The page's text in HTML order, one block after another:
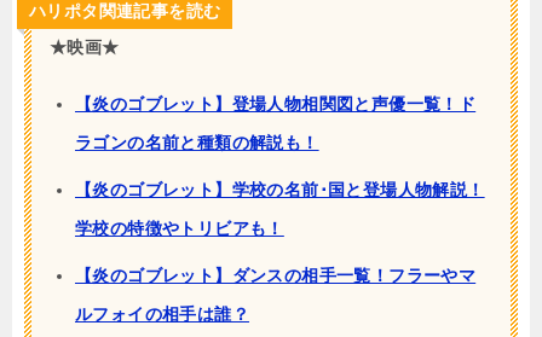
ハリポタ関連記事を読む
★映画★
【炎のゴブレット】登場人物相関図と声優一覧！ド
ラゴンの名前と種類の解説も！
【炎のゴブレット】学校の名前･国と登場人物解説！
学校の特徴やトリビアも！
【炎のゴブレット】ダンスの相手一覧！フラーやマ
ルフォイの相手は誰？